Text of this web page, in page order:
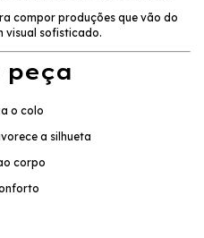
compor produções que vão do
visual sofisticado.
peça
o colo
a silhueta
corpo